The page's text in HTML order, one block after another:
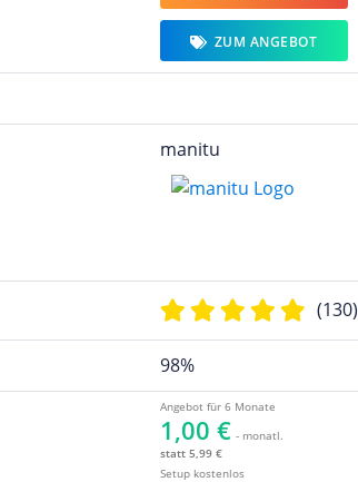
ZUM ANGEBOT
manitu
(130)
98%
Angebot für 6 Monate
1,00 € - monatl.
statt 5,99 €
Setup kostenlos